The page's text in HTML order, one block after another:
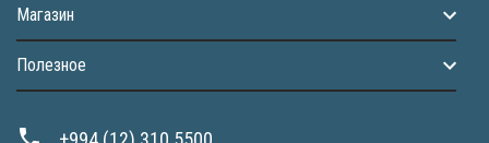
Магазин
Полезное